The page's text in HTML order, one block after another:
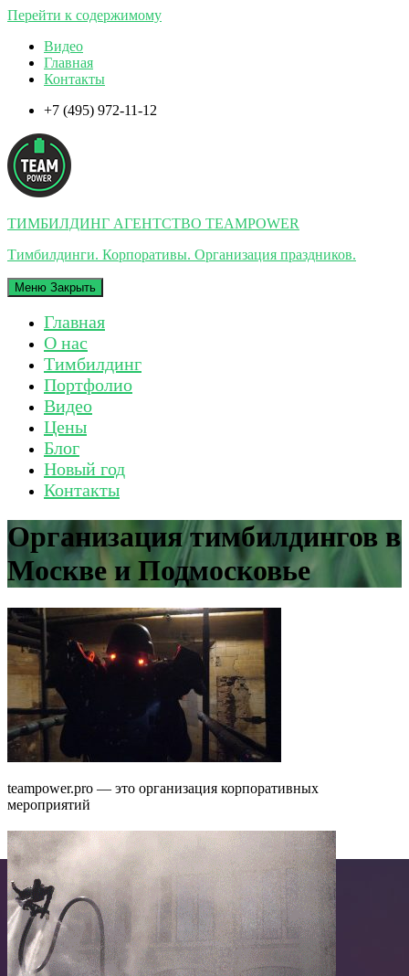
Перейти к содержимому
Видео
Главная
Контакты
+7 (495) 972-11-12
ТИМБИЛДИНГ АГЕНТСТВО TEAMPOWER
Тимбилдинги. Корпоративы. Организация праздников.
Меню Закрыть
Главная
О нас
Тимбилдинг
Портфолио
Видео
Цены
Блог
Новый год
Контакты
Организация тимбилдингов в
Москве и Подмосковье
teampower.pro — это организация корпоративных
мероприятий